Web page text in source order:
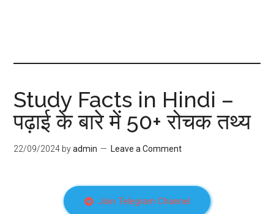
Study Facts in Hindi –
पढ़ाई के बारे में 50+ रोचक तथ्य
22/09/2024 byadmin Leave a Comment
Join Telegram Channel